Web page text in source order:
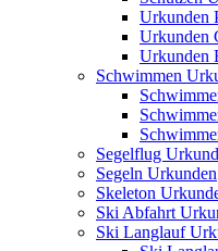
Urkunden
Urkunden
Urkunden
Schwimmen
Segelflug
Segeln Urkunden
Skeleton
Ski Abfahrt
Ski Langlauf